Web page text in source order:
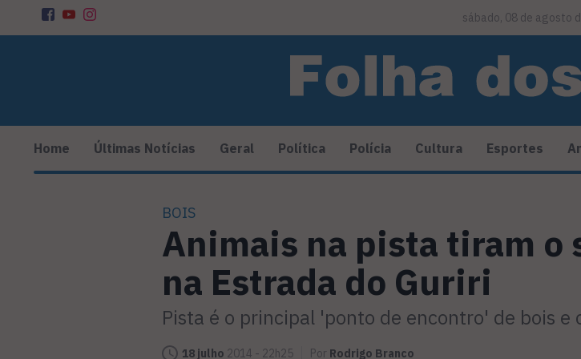
sábado, 08 de agosto
Home Últimas Notícias Geral Política Polícia Cultura Esportes
BOIS
Animais na pista tiram o
na Estrada do Guriri
Pista é o principal 'ponto de encontro' de bois
18 julho 2014 - 22h25 Por Rodrigo Branco